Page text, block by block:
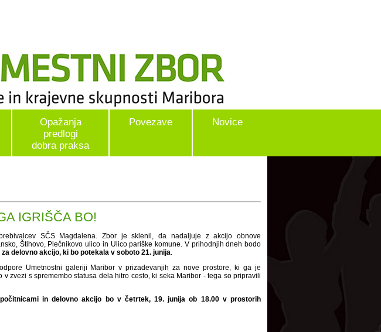
Opažanja
predlogi
dobra praksa
Povezave Novice
IGRIŠČA BO!
SČS Magdalena. Zbor je sklenil, da nadaljuje z akcijo obnove
Štihovo, Plečnikovo ulico in Ulico pariške komune. V prihodnjih dneh bodo
delovno akcijo, ki bo potekala v soboto 21. junija.
Umetnostni galeriji Maribor v prizadevanjih za nove prostore, ki ga je
zvezi s spremembo statusa dela hitro cesto, ki seka Maribor - tega so pripravili
in delovno akcijo bo v četrtek, 19. junija ob 18.00 v prostorih